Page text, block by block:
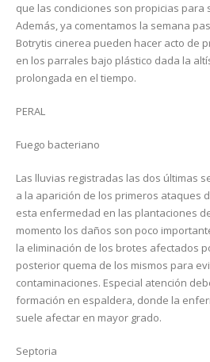
que las condiciones son propicias para
Además, ya comentamos la semana
Botrytis cinerea pueden hacer acto de
en los parrales bajo plástico dada la
prolongada en el tiempo.
PERAL
Fuego bacteriano
Las lluvias registradas las dos últimas
a la aparición de los primeros ataques
esta enfermedad en las plantaciones
momento los daños son poco
la eliminación de los brotes afectados
posterior quema de los mismos para
contaminaciones. Especial atención
formación en espaldera, donde la
suele afectar en mayor grado.
Septoria